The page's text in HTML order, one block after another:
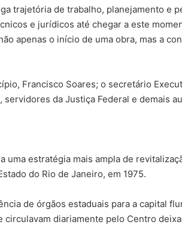
trajetória de trabalho, planejamento e
e jurídicos até chegar a este
apenas o início de uma obra, mas a
Francisco Soares; o secretário
servidores da Justiça Federal e demais
uma estratégia mais ampla de
do Rio de Janeiro, em 1975.
de órgãos estaduais para a capital
diariamente pelo Centro